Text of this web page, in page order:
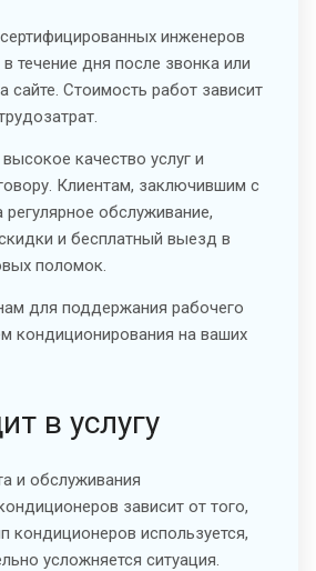
инженеров
течение дня после звонка или
сайте. Стоимость работ зависит
качество услуг и
Клиентам, заключившим с
обслуживание,
и бесплатный выезд в
поломок.
для поддержания рабочего
кондиционирования на ваших
в услугу
и обслуживания
зависит от того,
кондиционеров используется,
усложняется ситуация.